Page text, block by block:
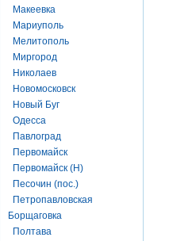
Макеевка
Мариуполь
Мелитополь
Миргород
Николаев
Новомосковск
Новый Буг
Одесса
Павлоград
Первомайск
Первомайск (Н)
Песочин (пос.)
Петропавловская
Борщаговка
Полтава